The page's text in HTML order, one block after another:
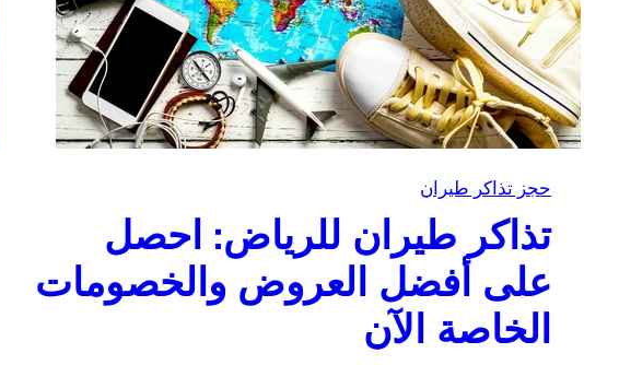
حجز تذاكر طيران
تذاكر طيران للرياض: احصل
على أفضل العروض والخصومات
الخاصة الآن